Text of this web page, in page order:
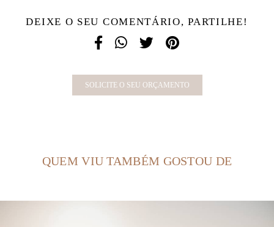
DEIXE O SEU COMENTÁRIO, PARTILHE!
SOLICITE O SEU ORÇAMENTO
QUEM VIU TAMBÉM GOSTOU DE